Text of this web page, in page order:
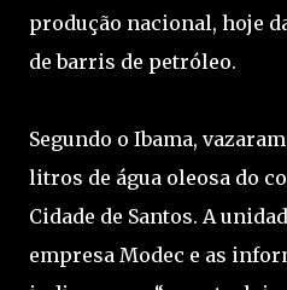
produção nacional, hoje
de barris de petróleo.
Segundo o Ibama,
litros de água oleosa do
Cidade de Santos. A
empresa Modec e as